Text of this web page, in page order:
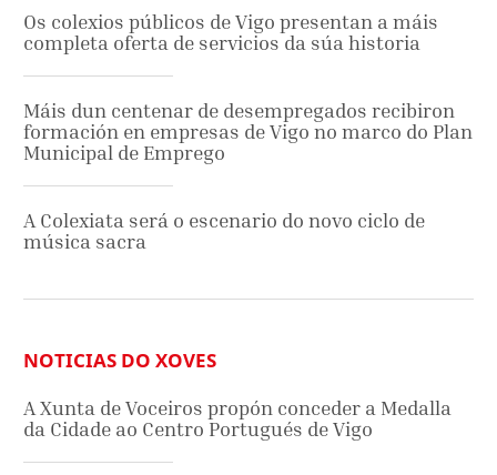
Os colexios públicos de Vigo presentan a máis
completa oferta de servicios da súa historia
Máis dun centenar de desempregados recibiron
formación en empresas de Vigo no marco do Plan
Municipal de Emprego
A Colexiata será o escenario do novo ciclo de
música sacra
NOTICIAS DO XOVES
A Xunta de Voceiros propón conceder a Medalla
da Cidade ao Centro Portugués de Vigo